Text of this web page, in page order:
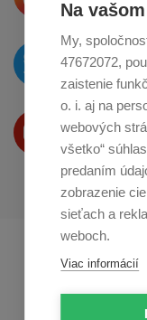
Na
My,
47672072,
zaistenie
o. i. aj na
webových
všetko“
predaním
zobrazenie
sieťach a
weboch.
Viac informácií
O novinkách
na
Produkty
na